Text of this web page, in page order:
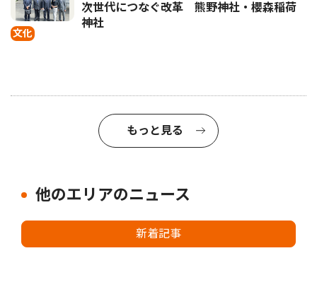
文化
次世代につなぐ改革 熊野神社・櫻森稲荷
神社
もっと見る
他のエリアのニュース
新着記事